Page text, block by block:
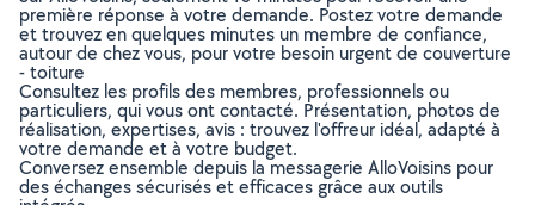
première réponse à votre demande. Postez votre demande
et trouvez en quelques minutes un membre de confiance,
autour de chez vous, pour votre besoin urgent de couverture
- toiture
Consultez les profils des membres, professionnels ou
particuliers, qui vous ont contacté. Présentation, photos de
réalisation, expertises, avis : trouvez l'offreur idéal, adapté à
votre demande et à votre budget.
Conversez ensemble depuis la messagerie AlloVoisins pour
des échanges sécurisés et efficaces grâce aux outils